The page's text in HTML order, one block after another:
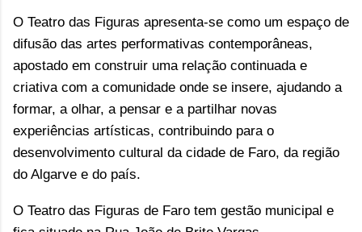
O Teatro das Figuras apresenta-se como um espaço de
difusão das artes performativas contemporâneas,
apostado em construir uma relação continuada e
criativa com a comunidade onde se insere, ajudando a
formar, a olhar, a pensar e a partilhar novas
experiências artísticas, contribuindo para o
desenvolvimento cultural da cidade de Faro, da região
do Algarve e do país.
O Teatro das Figuras de Faro tem gestão municipal e